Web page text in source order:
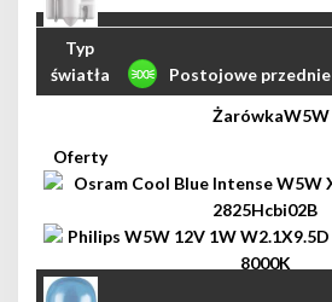
Postojowe przednie
W5W